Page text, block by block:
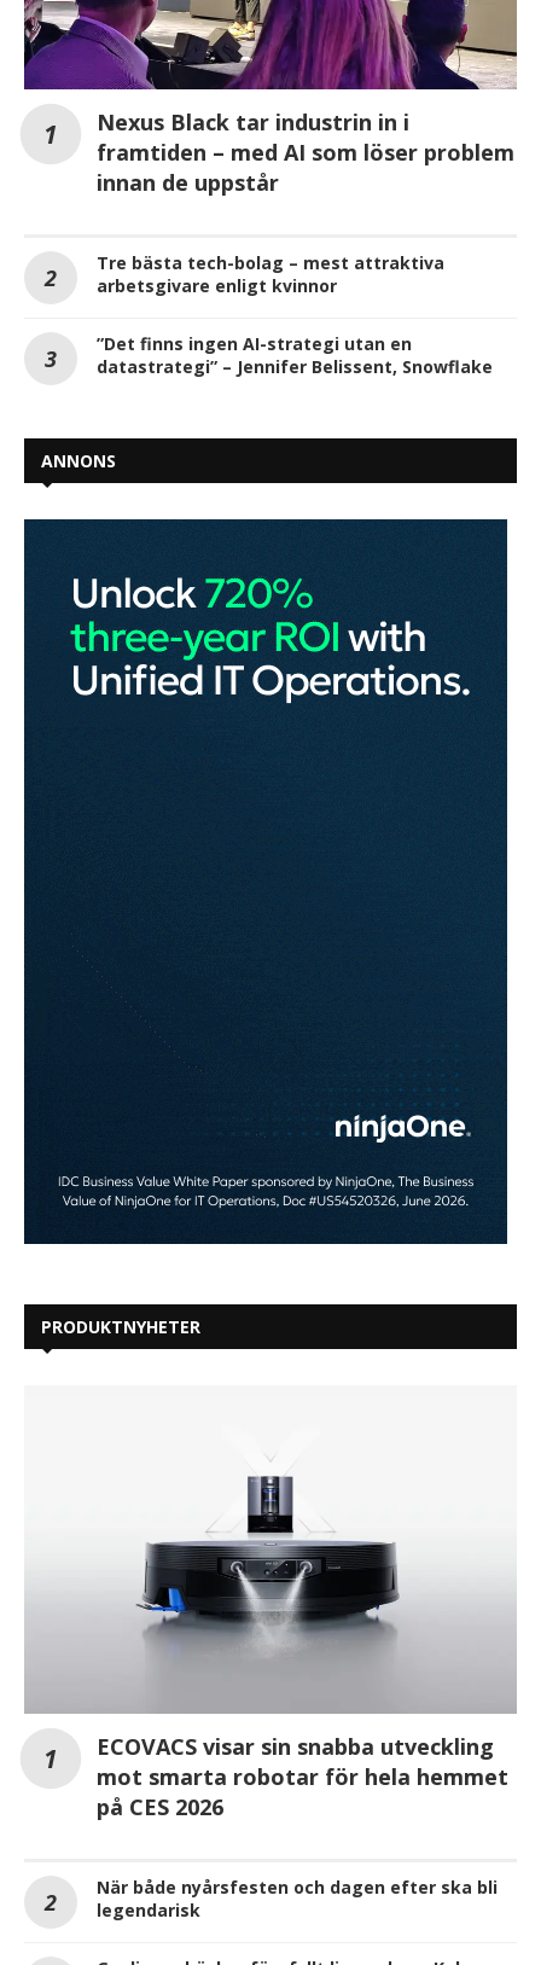
Nexus Black tar industrin in i
framtiden – med AI som löser problem
innan de uppstår
Tre bästa tech-bolag – mest attraktiva
arbetsgivare enligt kvinnor
”Det finns ingen AI-strategi utan en
datastrategi” – Jennifer Belissent, Snowflake
ANNONS
PRODUKTNYHETER
ECOVACS visar sin snabba utveckling
mot smarta robotar för hela hemmet
på CES 2026
När både nyårsfesten och dagen efter ska bli
legendarisk